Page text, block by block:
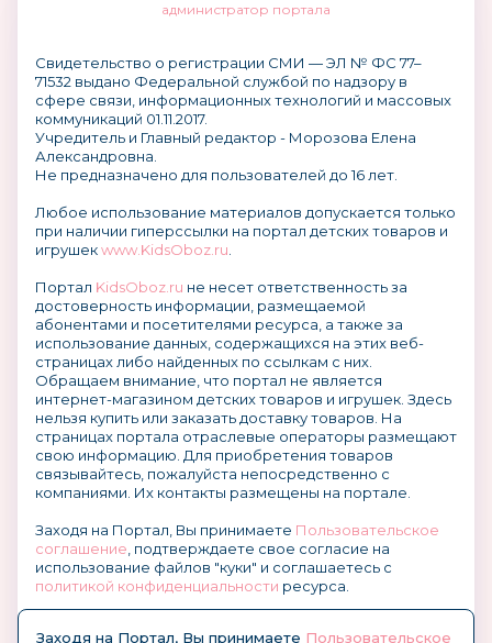
администратор портала
Свидетельство о регистрации СМИ — ЭЛ № ФС 77–
71532 выдано Федеральной службой по надзору в
сфере связи, информационных технологий и массовых
коммуникаций 01.11.2017.
Учредитель и Главный редактор - Морозова Елена
Александровна.
Не предназначено для пользователей до 16 лет.
Любое использование материалов допускается только
при наличии гиперссылки на портал детских товаров и
игрушекwww.KidsOboz.ru
Портал KidsOboz.ru не несет ответственность за
достоверность информации, размещаемой
абонентами и посетителями ресурса, а также за
использование данных, содержащихся на этих веб-
страницах либо найденных по ссылкам с них.
Обращаем внимание, что портал не является
интернет-магазином детских товаров и игрушек. Здесь
нельзя купить или заказать доставку товаров. На
страницах портала отраслевые операторы размещают
свою информацию. Для приобретения товаров
связывайтесь, пожалуйста непосредственно с
компаниями. Их контакты размещены на портале.
Заходя на Портал, Вы принимаете Пользовательское
соглашение , подтверждаете свое согласие на
использование файлов "куки" и соглашаетесь с
политикой конфиденциальности ресурса.
Заходя на Портал, Вы принимаете Пользовательское